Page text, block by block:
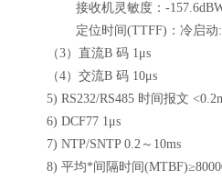
接收机灵敏度：-157.6dBW
定位时间(TTFF)：冷启动:32s,
（3）直流B 码 1μs
（4）交流B 码 10μs
5) RS232/RS485 时间报文
6) DCF77 1μs
7) NTP/SNTP 0.2～10ms
8) 平均*间隔时间(MTBF)≥80000